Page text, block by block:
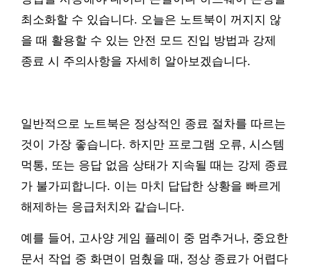
최소화할 수 있습니다. 오늘은 노트북이 꺼지지 않
을 때 활용할 수 있는 안전 모드 진입 방법과 강제
종료 시 주의사항을 자세히 알아보겠습니다.
일반적으로 노트북은 정상적인 종료 절차를 따르는
것이 가장 좋습니다. 하지만 프로그램 오류, 시스템
먹통, 또는 응답 없음 상태가 지속될 때는 강제 종료
가 불가피합니다. 이는 마치 답답한 상황을 빠르게
해제하는 응급처치와 같습니다.
예를 들어, 고사양 게임 플레이 중 멈추거나, 중요한
문서 작업 중 화면이 멈췄을 때, 정상 종료가 어렵다